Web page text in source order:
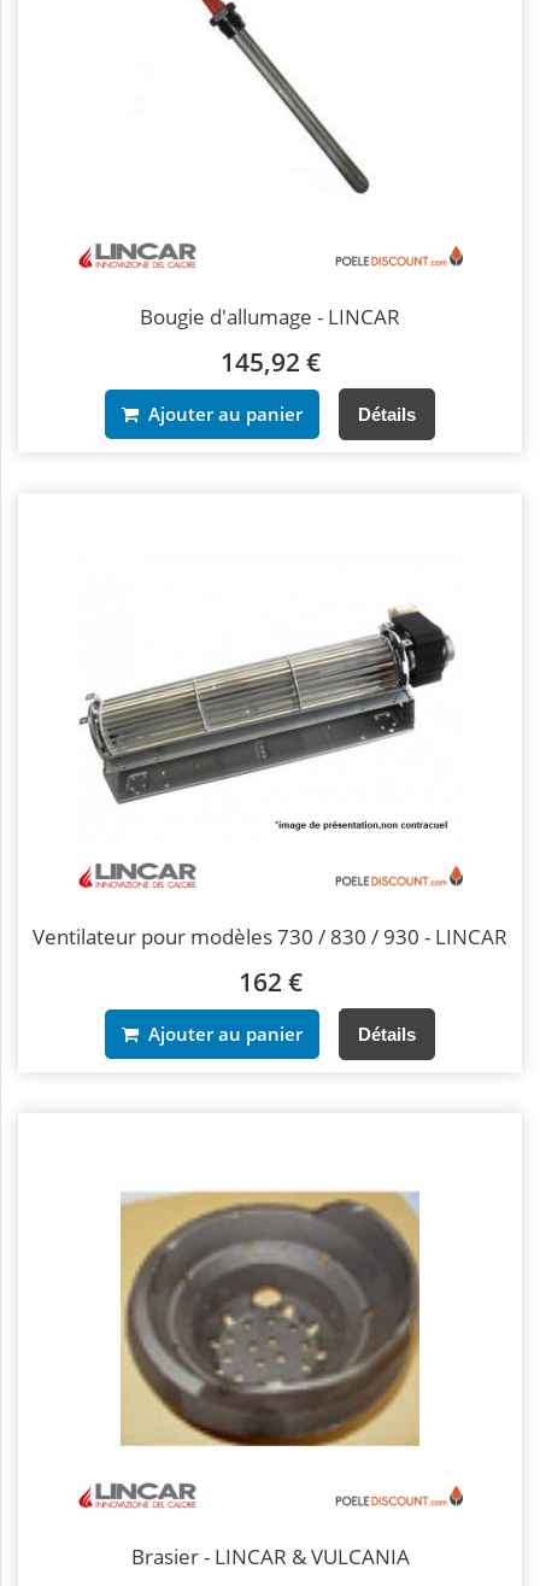
Bougie d'allumage - LINCAR
145,92 €
Ajouter au panier Détails
Ventilateur pour modèles 730 / 830 / 930 - LINCAR
162 €
Ajouter au panier Détails
Brasier - LINCAR & VULCANIA